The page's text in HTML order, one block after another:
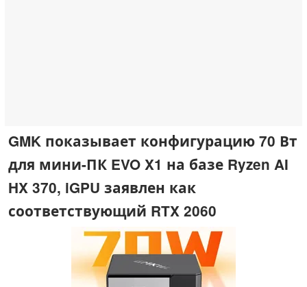
GMK показывает конфигурацию 70 Вт
для мини-ПК EVO X1 на базе Ryzen AI
HX 370, iGPU заявлен как
соответствующий RTX 2060